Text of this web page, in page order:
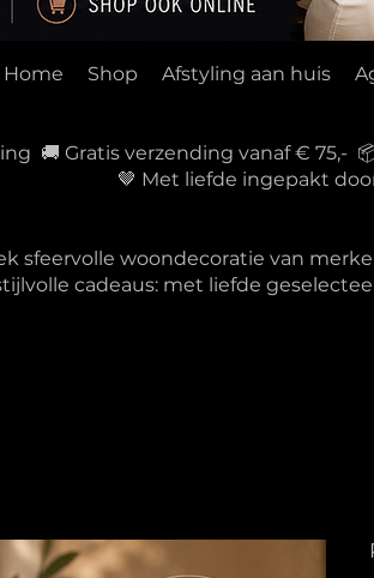
Home Shop Afstyling aan huis
🚚 Gratis verzending vanaf € 75,-
🤎 Met liefde ingepakt
sfeervolle woondecoratie van
cadeaus: met liefde